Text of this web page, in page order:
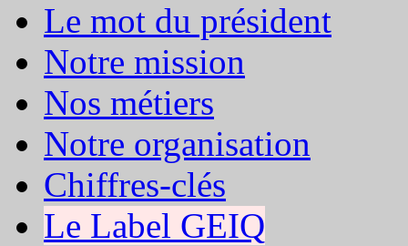
Le mot du président
Notre mission
Nos métiers
Notre organisation
Chiffres-clés
Le Label GEIQ